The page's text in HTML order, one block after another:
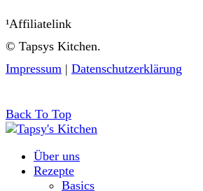
¹Affiliatelink
© Tapsys Kitchen.
Impressum | Datenschutzerklärung
Back To Top
Über uns
Rezepte
Basics